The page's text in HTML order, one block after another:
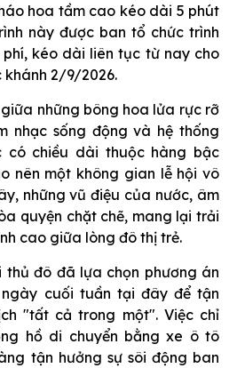
hoa tầm cao kéo dài 5 phút
này được ban tổ chức trình
kéo dài liên tục từ nay cho
khánh 2/9/2026.
những bông hoa lửa rực rỡ
nhạc sống động và hệ thống
có chiều dài thuộc hàng bậc
nên một không gian lễ hội vô
những vũ điệu của nước, âm
quyện chặt chẽ, mang lại trải
cao giữa lòng đô thị trẻ.
thủ đô đã lựa chọn phương án
cuối tuần tại đây để tận
"tất cả trong một". Việc chỉ
hồ di chuyển bằng xe ô tô
tận hưởng sự sôi động ban